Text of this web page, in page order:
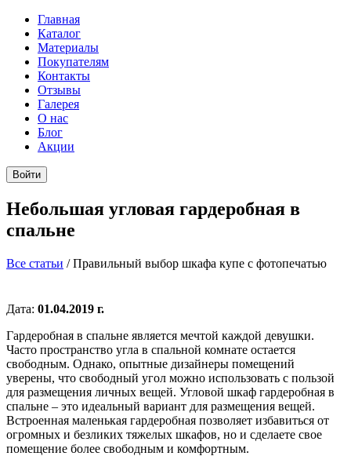
Главная
Каталог
Материалы
Покупателям
Контакты
Отзывы
Галерея
О нас
Блог
Акции
Войти
Небольшая угловая гардеробная в
спальне
Все статьи /Правильный выбор шкафа купе с фотопечатью
Дата: 01.04.2019 г.
Гардеробная в спальне является мечтой каждой девушки.
Часто пространство угла в спальной комнате остается
свободным. Однако, опытные дизайнеры помещений
уверены, что свободный угол можно использовать с пользой
для размещения личных вещей. Угловой шкаф гардеробная в
спальне – это идеальный вариант для размещения вещей.
Встроенная маленькая гардеробная позволяет избавиться от
огромных и безликих тяжелых шкафов, но и сделаете свое
помещение более свободным и комфортным.